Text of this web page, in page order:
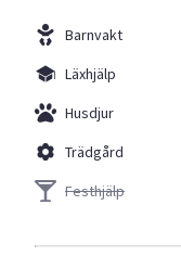
Barnvakt
Läxhjälp
Husdjur
Trädgård
Festhjälp